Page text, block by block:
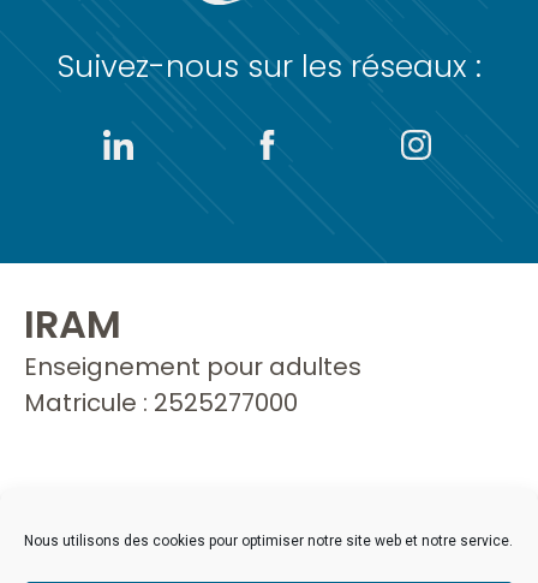
Nous utilisons des cookies pour optimiser notre site web et notre service.
Suivez-nous sur les réseaux :
IRAM
Enseignement pour adultes
Matricule : 2525277000